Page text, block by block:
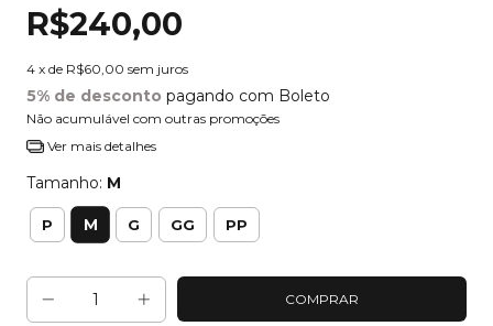
R$240,00
4 x de R$60,00 sem juros
5% de desconto pagando com Boleto
Não acumulável com outras promoções
Ver mais detalhes
Tamanho: M
P M G GG PP